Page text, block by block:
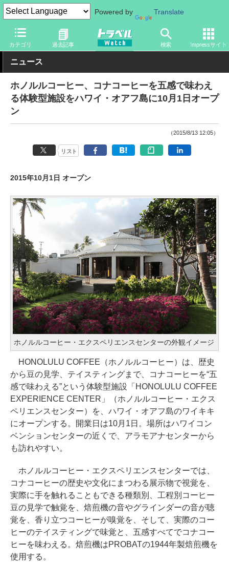
Powered by Translate
カテゴリ 過去記事 検索 Impressサイト
トラベル Watch 地域 海外旅行 ハワイ
ニュース
ホノルルコーヒー、コナコーヒーを五感で味わえ
る体験型施設をハワイ・オアフ島に10月1日オープ
ン
（2015/8/13 12:05）
リスト
2015年10月1日 オープン
ホノルルコーヒー・エクスペリエンスセンターの外観イメージ
HONOLULU COFFEE（ホノルルコーヒー）は、歴史
から豆の見学、テイスティングまで、コナコーヒーを“五
感で味わえる”という体験型施設「HONOLULU COFFEE
EXPERIENCE CENTER」（ホノルルコーヒー・エクス
ペリエンスセンター）を、ハワイ・オアフ島のワイキキ
にオープンする。開業日は10月1日。場所はハワイコン
ベンションセンターの近くで、アラモアナセンターから
も訪れやすい。
ホノルルコーヒー・エクスペリエンスセンターでは、
コナコーヒーの歴史や文化にまつわる展示物で視覚を、
実際に手を触れることもできる種類別、工程別コーヒー
豆の見学で触覚を、焙煎機の音やグラインダーの音が聴
覚を、香り立つコーヒーが嗅覚を、そして、実際のコー
ヒーのテイスティングで味覚と、五感すべてでコナコー
ヒーを味わえる。焙煎機はPROBATの1944年製焙煎機を
使用する。